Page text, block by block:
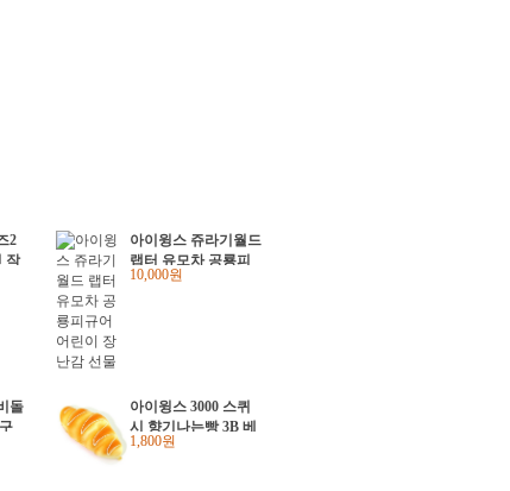
2
작
아이윙스 쥬라기월드
랩터 유모차 공룡피
규어 어린이 장난감
10,000원
돌
아이윙스 3000 스퀴
시 향기나는빵 3B 베
이커리 모찌빵 인테
1,800원